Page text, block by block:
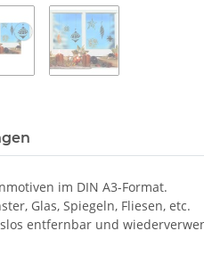
im DIN A3-Format.
Glas, Spiegeln, Fliesen, etc.
entfernbar und